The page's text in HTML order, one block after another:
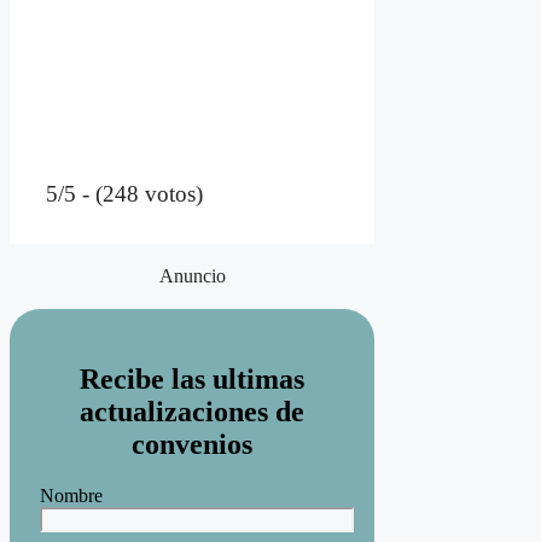
5/5 - (248 votos)
Anuncio
Recibe las ultimas
actualizaciones de
convenios
Nombre